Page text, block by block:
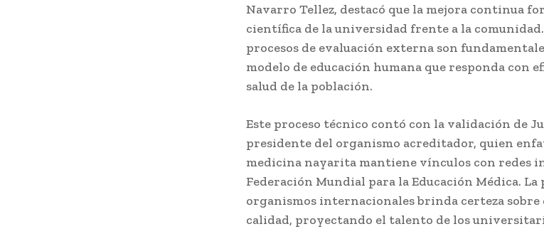
Navarro Tellez, destacó que la mejora continua
científica de la universidad frente a la comunidad.
procesos de evaluación externa son
modelo de educación humana que responda con
salud de la población.
Este proceso técnico contó con la validación de
presidente del organismo acreditador, quien
medicina nayarita mantiene vínculos con redes
Federación Mundial para la Educación Médica. La
organismos internacionales brinda certeza sobre
calidad, proyectando el talento de los